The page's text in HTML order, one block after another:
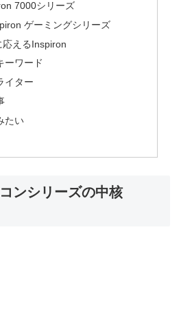
7000シリーズ
ゲーミングシリーズ
応えるInspiron
ーワード
イター
たい
ンシリーズの中核